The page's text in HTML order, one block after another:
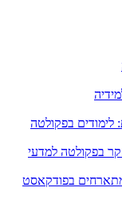
בפקולטה
בפקולטה למדעי
מתארחים בפודקאסט